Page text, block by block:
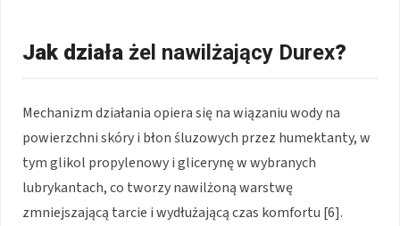
Jak działa żel nawilżający Durex?
Mechanizm działania opiera się na wiązaniu wody na
powierzchni skóry i błon śluzowych przez humektanty, w
tym glikol propylenowy i glicerynę w wybranych
lubrykantach, co tworzy nawilżoną warstwę
zmniejszającą tarcie i wydłużającą czas komfortu [6].